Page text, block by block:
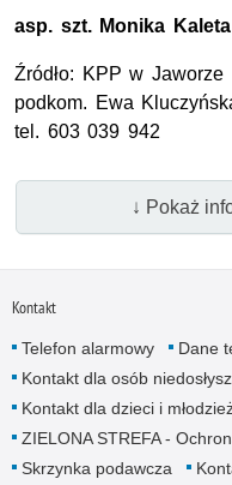
asp. szt. Monika Kaleta
Źródło: KPP w Jaworze
podkom. Ewa
tel. 603 039 942
↓ Pokaż
Kontakt
Telefon alarmowy
Dane
Kontakt dla osób
Kontakt dla dzieci i
ZIELONA STREFA -
Skrzynka podawcza